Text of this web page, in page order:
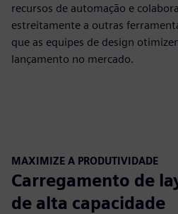
recursos de automação e
estreitamente a outras
que as equipes de design
lançamento no mercado.
MAXIMIZE A PRODUTIVIDADE
Carregamento de
de alta capacidade